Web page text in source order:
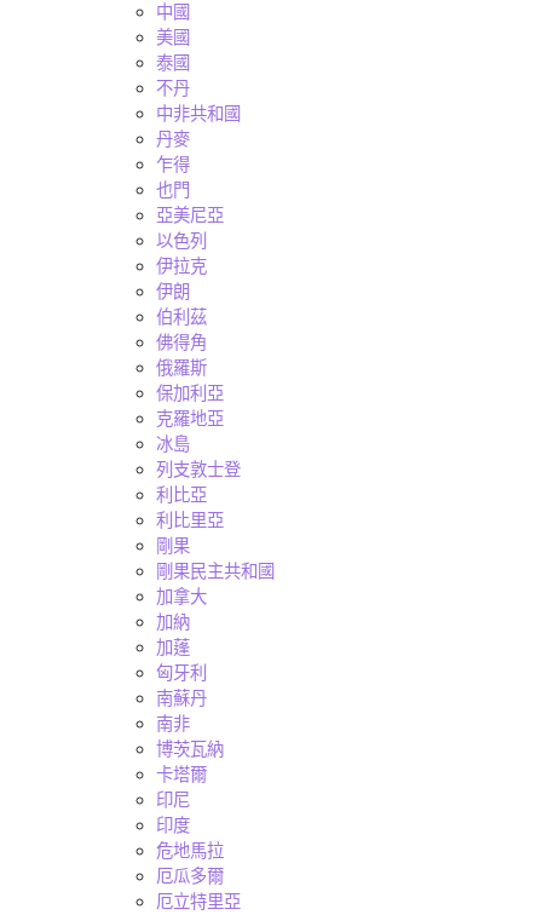
中國
美國
泰國
不丹
中非共和國
丹麥
乍得
也門
亞美尼亞
以色列
伊拉克
伊朗
伯利茲
佛得角
俄羅斯
保加利亞
克羅地亞
冰島
列支敦士登
利比亞
利比里亞
剛果
剛果民主共和國
加拿大
加納
加蓬
匈牙利
南蘇丹
南非
博茨瓦納
卡塔爾
印尼
印度
危地馬拉
厄瓜多爾
厄立特里亞